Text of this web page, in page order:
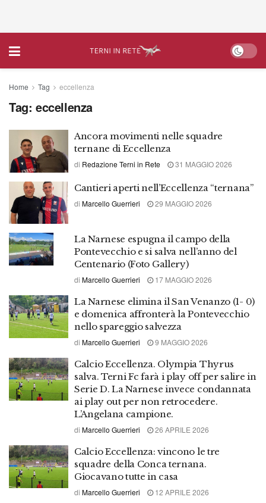
Home Tag eccellenza
Tag: eccellenza
Ancora movimenti nelle squadre
ternane di Eccellenza
di Redazione Terni in Rete 31 MAGGIO 2026
Cantieri aperti nell’Eccellenza “ternana”
di Marcello Guerrieri 29 MAGGIO 2026
La Narnese espugna il campo della
Pontevecchio e si salva nell’anno del
Centenario (Foto Gallery)
di Marcello Guerrieri 17 MAGGIO 2026
La Narnese elimina il San Venanzo (1- 0)
e domenica affronterà la Pontevecchio
nello spareggio salvezza
di Marcello Guerrieri 9 MAGGIO 2026
Calcio Eccellenza. Olympia Thyrus
salva. Terni Fc farà i play off per salire in
Serie D. La Narnese invece condannata
ai play out per non retrocedere.
L’Angelana campione.
di Marcello Guerrieri 26 APRILE 2026
Calcio Eccellenza: vincono le tre
squadre della Conca ternana.
Giocavano tutte in casa
di Marcello Guerrieri 12 APRILE 2026